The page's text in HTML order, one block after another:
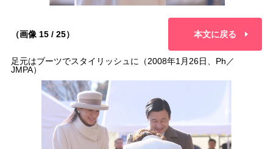
（画像 15 / 25） 本文に戻る
足元はブーツでスタイリッシュに（2008年1月26日、Ph／
JMPA）